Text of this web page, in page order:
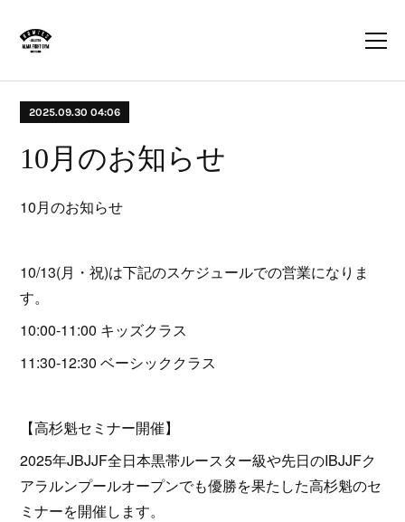
2025.09.30 04:06
10月のお知らせ
10月のお知らせ
10/13(月・祝)は下記のスケジュールでの営業になりま
す。
10:00-11:00 キッズクラス
11:30-12:30 ベーシッククラス
【高杉魁セミナー開催】
2025年JBJJF全日本黒帯ルースター級や先日のIBJJFク
アラルンプールオープンでも優勝を果たした高杉魁のセ
ミナーを開催します。